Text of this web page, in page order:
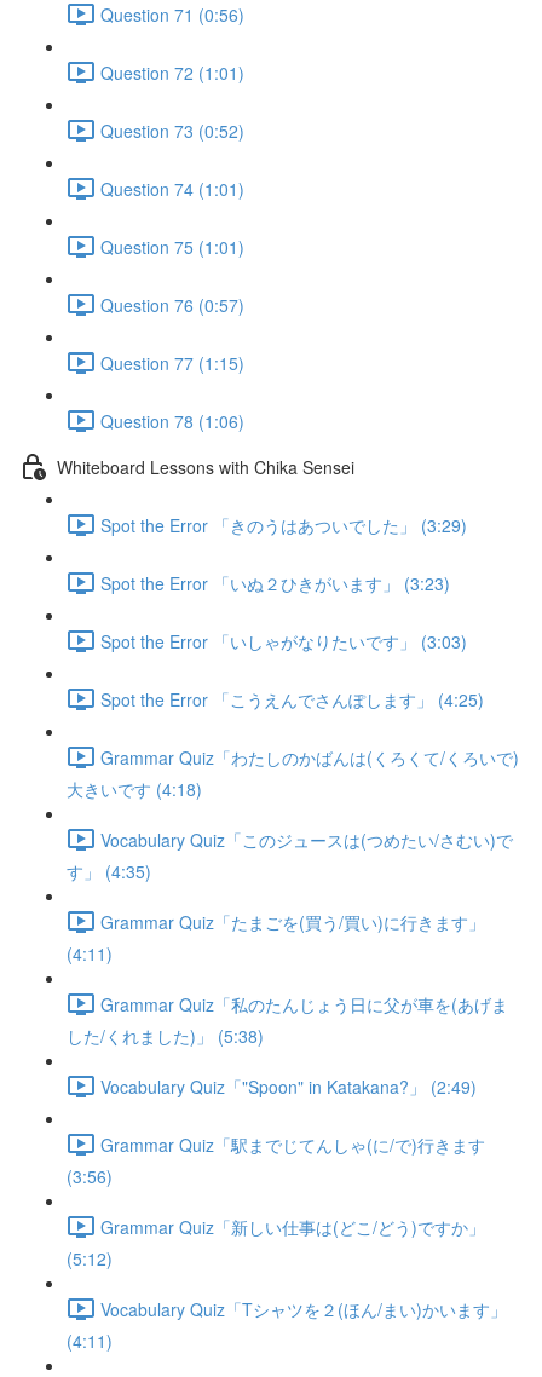
Question 71 (0:56)
Question 72 (1:01)
Question 73 (0:52)
Question 74 (1:01)
Question 75 (1:01)
Question 76 (0:57)
Question 77 (1:15)
Question 78 (1:06)
Whiteboard Lessons with Chika Sensei
Spot the Error 「きのうはあついでした」 (3:29)
Spot the Error 「いぬ２ひきがいます」 (3:23)
Spot the Error 「いしゃがなりたいです」 (3:03)
Spot the Error 「こうえんでさんぽします」 (4:25)
Grammar Quiz「わたしのかばんは(くろくて/くろいで)
大きいです (4:18)
Vocabulary Quiz「このジュースは(つめたい/さむい)で
す」 (4:35)
Grammar Quiz「たまごを(買う/買い)に行きます」
(4:11)
Grammar Quiz「私のたんじょう日に父が車を(あげま
した/くれました)」 (5:38)
Vocabulary Quiz「"Spoon" in Katakana?」 (2:49)
Grammar Quiz「駅までじてんしゃ(に/で)行きます
(3:56)
Grammar Quiz「新しい仕事は(どこ/どう)ですか」
(5:12)
Vocabulary Quiz「Tシャツを２(ほん/まい)かいます」
(4:11)